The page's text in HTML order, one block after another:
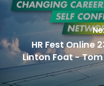
HR Fest Online
Linton Foat -